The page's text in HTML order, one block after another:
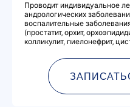
Проводит индивидуальное
андрологических
воспалительные
(простатит‚ орхит‚
колликулит, пиелонефрит‚